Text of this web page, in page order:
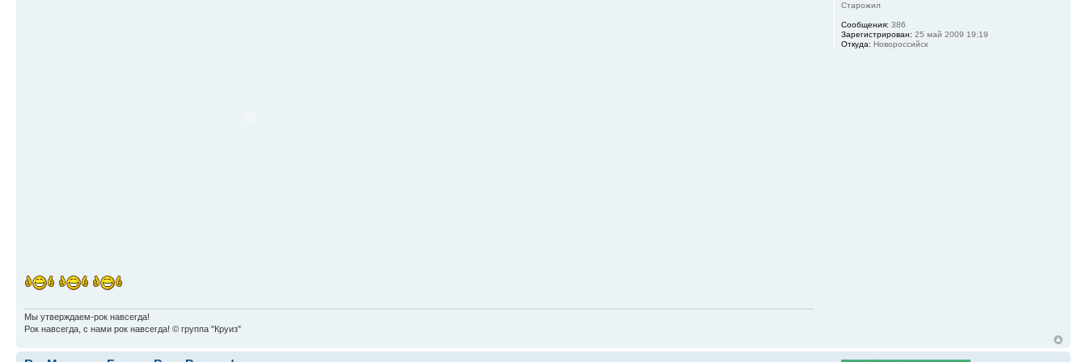
Мы утверждаем-рок навсегда!
Рок навсегда, с нами рок навсегда! © группа "Круиз"
Старожил
Сообщения: 386
Зарегистрирован: 25 май 2009 19:19
Откуда: Новороссийск